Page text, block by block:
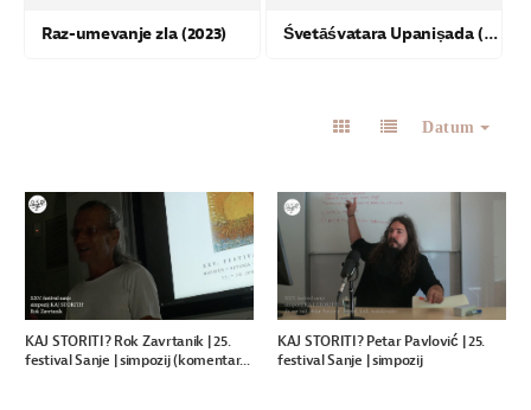
Raz-umevanje zla (2023) Śvetāśvatara Upaniṣada (2024)
Datum
KAJ STORITI? Rok Zavrtanik | 25.
festival Sanje | simpozij (komentar...
KAJ STORITI? Petar Pavlović | 25.
festival Sanje | simpozij